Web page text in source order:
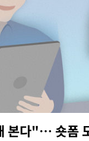
본다"… 숏폼